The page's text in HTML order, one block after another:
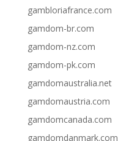
gambloriafrance.com
gamdom-br.com
gamdom-nz.com
gamdom-pk.com
gamdomaustralia.net
gamdomaustria.com
gamdomcanada.com
gamdomdanmark.com